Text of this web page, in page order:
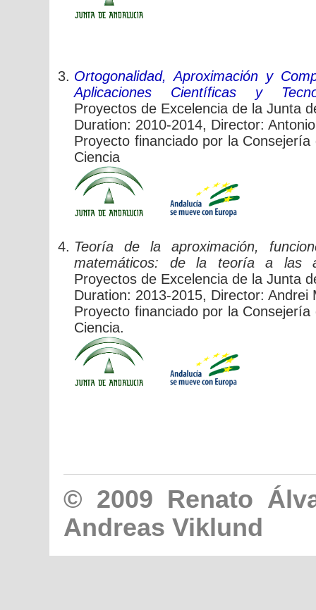
Ortogonalidad, Aproximación y
Aplicaciones Científicas y
Proyectos de Excelencia de la Junta
Duration: 2010-2014, Director:
Proyecto financiado por la
Ciencia
Teoría de la aproximación,
matemáticos: de la teoría a las
Proyectos de Excelencia de la Junta
Duration: 2013-2015, Director: Andrei
Proyecto financiado por la
Ciencia.
© 2009 Renato
Andreas Viklund